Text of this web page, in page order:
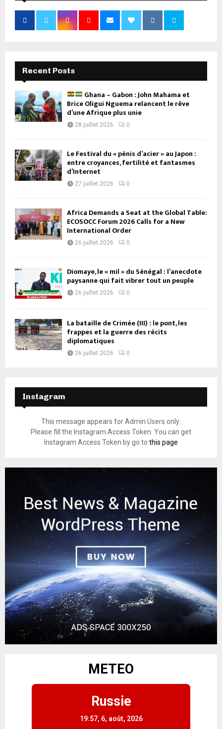
Recent Posts
Ghana – Gabon : John Mahama et
Brice Oligui Nguema relancent le rêve
d’une Afrique plus unie
28 juillet 2026 0
Le Festival du « pénis d’acier » au Japon :
entre croyances, fertilité et fantasmes
d’Internet
27 juillet 2026 0
Africa Demands a Seat at the Global Table:
ECOSOCC Forum 2026 Calls for a New
International Order
26 juillet 2026 0
Diomaye, le « mil » du Sénégal : l’anecdote
paysanne qui fait vibrer tout un peuple
26 juillet 2026 0
La bataille de Crimée (III) : le pont, les
frappes et la guerre des récits
diplomatiques
26 juillet 2026 0
Instagram
This message appears for Admin Users only:
Please fill the Instagram Access Token. You can get
Instagram Access Token by go to this page
METEO
Russie
19:57, 6, août, 2026